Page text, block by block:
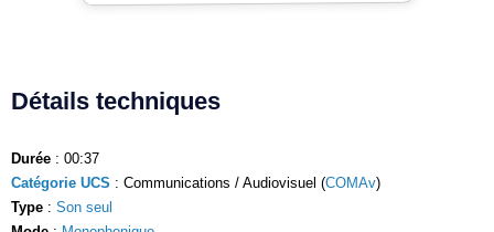
Détails techniques
Durée : 00:37
Catégorie UCS : Communications / Audiovisuel (COMAv)
Type : Son seul